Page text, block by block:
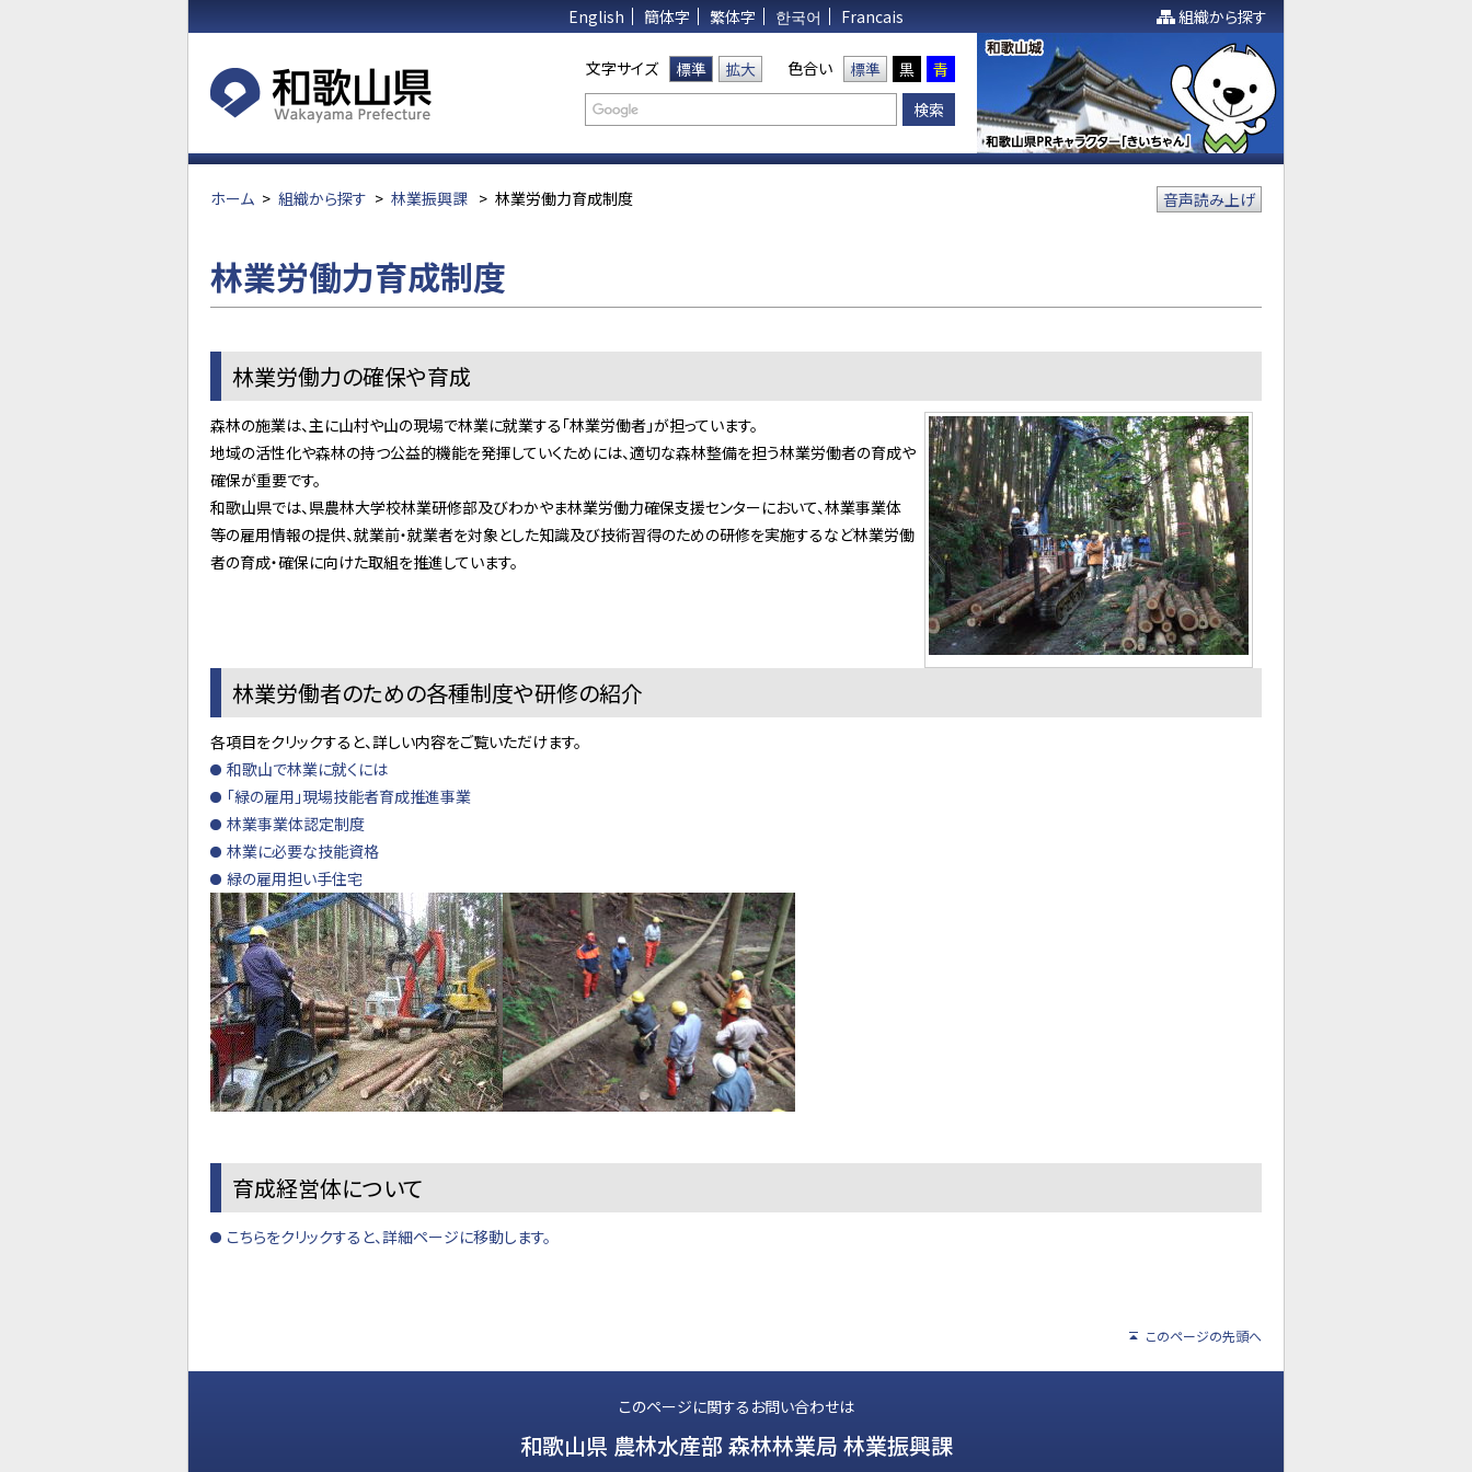
English 簡体字 繁体字 한국어 Francais 組織から探す
文字サイズ 標準 拡大 色合い 標準 黒 青
ホーム > 組織から探す > 林業振興課 > 林業労働力育成制度 音声読み上げ
林業労働力育成制度
林業労働力の確保や育成
森林の施業は、主に山村や山の現場で林業に就業する「林業労働者」が担っています。
地域の活性化や森林の持つ公益的機能を発揮していくためには、適切な森林整備を担う林業労働者の育成や
確保が重要です。
和歌山県では、県農林大学校林業研修部及びわかやま林業労働力確保支援センターにおいて、林業事業体
等の雇用情報の提供、就業前・就業者を対象とした知識及び技術習得のための研修を実施するなど林業労働
者の育成・確保に向けた取組を推進しています。
林業労働者のための各種制度や研修の紹介
各項目をクリックすると、詳しい内容をご覧いただけます。
和歌山で林業に就くには
「緑の雇用」現場技能者育成推進事業
林業事業体認定制度
林業に必要な技能資格
緑の雇用担い手住宅
育成経営体について
こちらをクリックすると、詳細ページに移動します。
このページの先頭へ
このページに関するお問い合わせは
和歌山県 農林水産部 森林林業局 林業振興課